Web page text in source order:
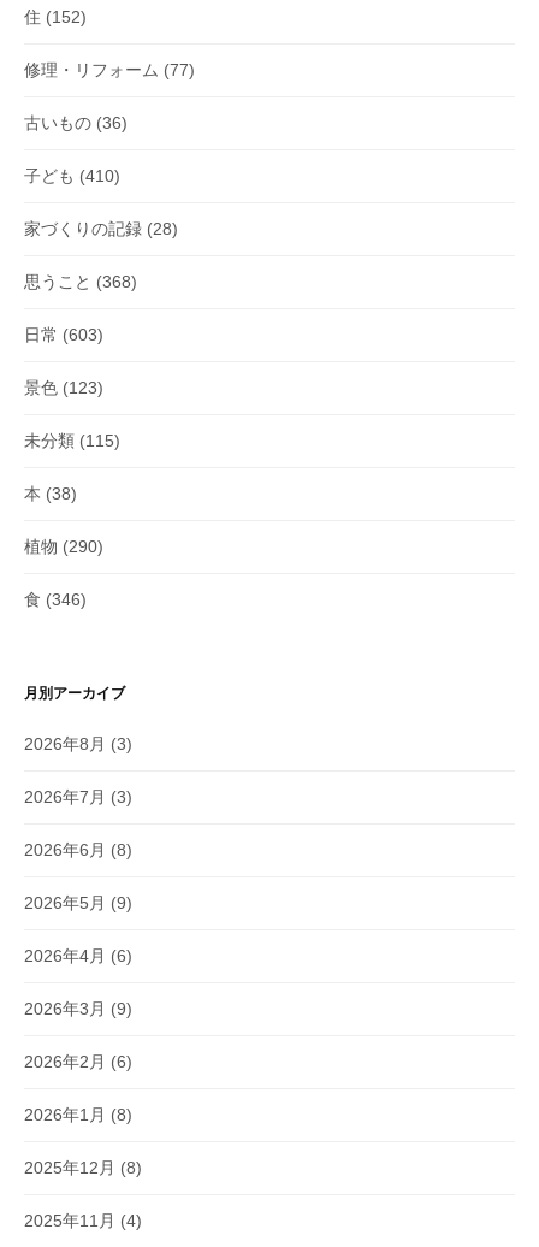
住 (152)
修理・リフォーム (77)
古いもの (36)
子ども (410)
家づくりの記録 (28)
思うこと (368)
日常 (603)
景色 (123)
未分類 (115)
本 (38)
植物 (290)
食 (346)
月別アーカイブ
2026年8月 (3)
2026年7月 (3)
2026年6月 (8)
2026年5月 (9)
2026年4月 (6)
2026年3月 (9)
2026年2月 (6)
2026年1月 (8)
2025年12月 (8)
2025年11月 (4)